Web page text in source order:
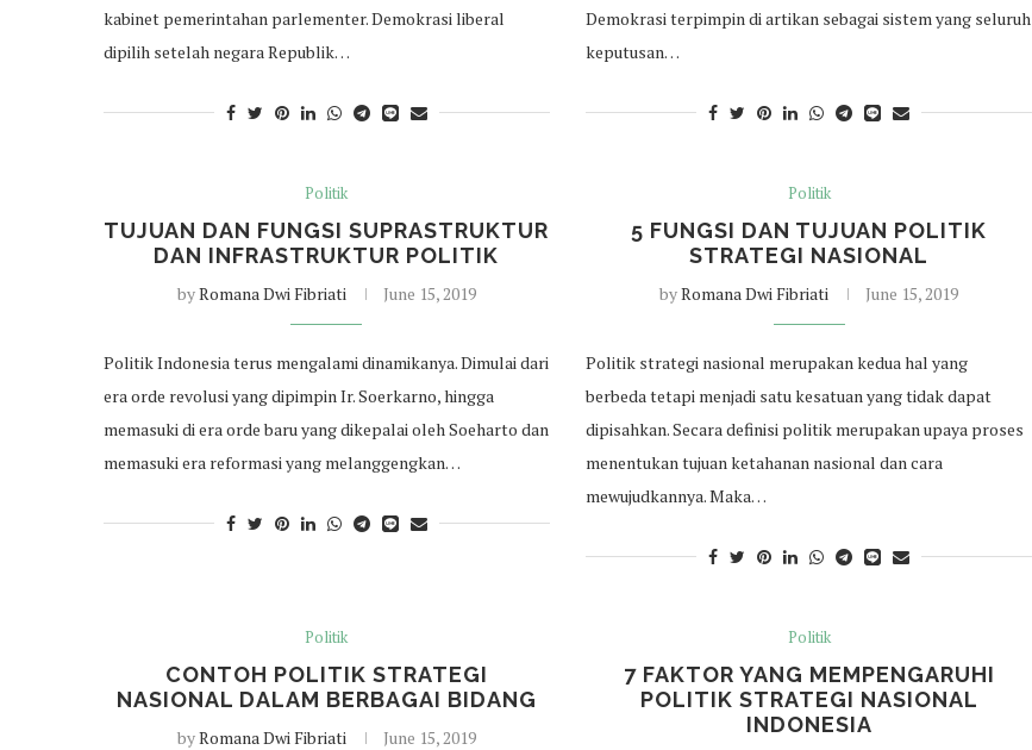
kabinet pemerintahan parlementer. Demokrasi liberal
dipilih setelah negara Republik…
Demokrasi terpimpin di artikan sebagai sistem yang seluruh
keputusan…
Politik
TUJUAN DAN FUNGSI SUPRASTRUKTUR
DAN INFRASTRUKTUR POLITIK
byRomana Dwi Fibriati June 15, 2019
Politik Indonesia terus mengalami dinamikanya. Dimulai dari
era orde revolusi yang dipimpin Ir. Soerkarno, hingga
memasuki di era orde baru yang dikepalai oleh Soeharto dan
memasuki era reformasi yang melanggengkan…
Politik
5 FUNGSI DAN TUJUAN POLITIK
STRATEGI NASIONAL
byRomana Dwi Fibriati June 15, 2019
Politik strategi nasional merupakan kedua hal yang
berbeda tetapi menjadi satu kesatuan yang tidak dapat
dipisahkan. Secara definisi politik merupakan upaya proses
menentukan tujuan ketahanan nasional dan cara
mewujudkannya. Maka…
Politik
CONTOH POLITIK STRATEGI
NASIONAL DALAM BERBAGAI BIDANG
byRomana Dwi Fibriati June 15, 2019
Politik
7 FAKTOR YANG MEMPENGARUHI
POLITIK STRATEGI NASIONAL
INDONESIA